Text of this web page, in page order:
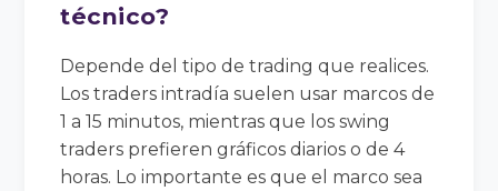
técnico?
Depende del tipo de trading que realices.
Los traders intradía suelen usar marcos de
1 a 15 minutos, mientras que los swing
traders prefieren gráficos diarios o de 4
horas. Lo importante es que el marco sea